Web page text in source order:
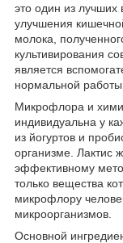
это один из лучших
улучшения
молока,
культивирования
является
нормальной
Микрофлора и
индивидуальна у
из йогуртов и
организме. Лактис
эффективному
только вещества
микрофлору
микроорганизмов.
Основной